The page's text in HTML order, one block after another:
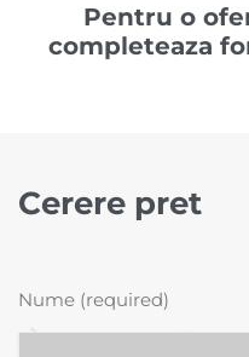
Pentru o
completeaza
Cerere pret
Nume (required)